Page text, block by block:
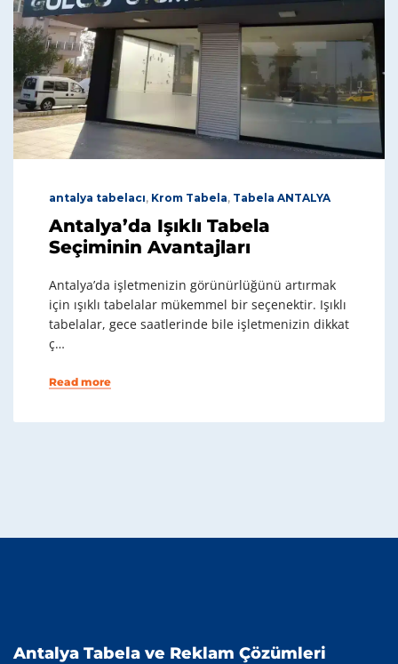
antalya tabelacı, Krom Tabela, Tabela ANTALYA
Antalya’da Işıklı Tabela
Seçiminin Avantajları
Antalya’da işletmenizin görünürlüğünü artırmak
için ışıklı tabelalar mükemmel bir seçenektir. Işıklı
tabelalar, gece saatlerinde bile işletmenizin dikkat
ç…
Read more
Antalya Tabela ve Reklam Çözümleri